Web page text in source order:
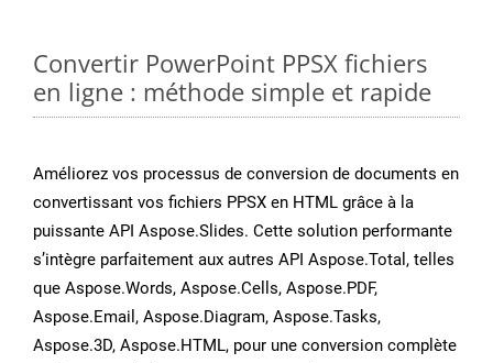
Convertir PowerPoint PPSX fichiers
en ligne : méthode simple et rapide
Améliorez vos processus de conversion de documents en
convertissant vos fichiers PPSX en HTML grâce à la
puissante API Aspose.Slides. Cette solution performante
s’intègre parfaitement aux autres API Aspose.Total, telles
que Aspose.Words, Aspose.Cells, Aspose.PDF,
Aspose.Email, Aspose.Diagram, Aspose.Tasks,
Aspose.3D, Aspose.HTML, pour une conversion complète